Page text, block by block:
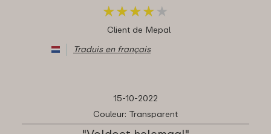
★★★★ ★
★★★★ ★
Client de Mepal
Traduis en français
15-10-2022
Couleur: Transparent